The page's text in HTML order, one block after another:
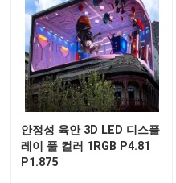
안정성 육안 3D LED 디스플
레이 풀 컬러 1RGB P4.81
P1.875